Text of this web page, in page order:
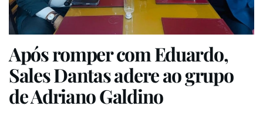
Após romper com Eduardo,
Sales Dantas adere ao grupo
de Adriano Galdino